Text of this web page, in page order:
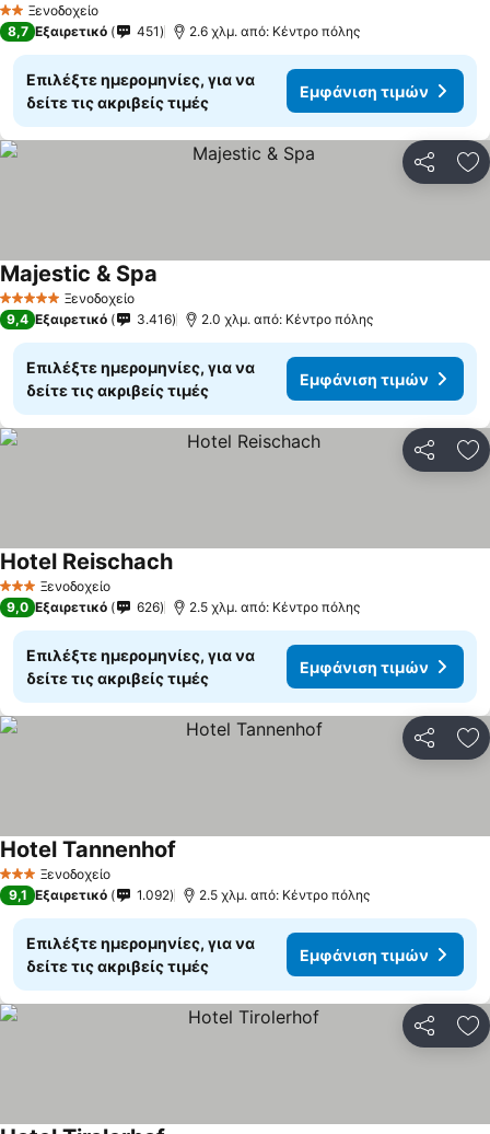
2 ΑστέριαΞενοδοχείο
8,7 Εξαιρετικό 451 2.6 χλμ. από: Κέντρο πόλης
Επιλέξτε ημερομηνίες, για να
δείτε τις ακριβείς τιμές
Εμφάνιση τιμών
5 Αστέρια Ξενοδοχείο
Majestic & Spa
9,4 Εξαιρετικό 3.416 2.0 χλμ. από: Κέντρο πόλης
Επιλέξτε ημερομηνίες, για να
δείτε τις ακριβείς τιμές
Εμφάνιση τιμών
3 ΑστέριαΞενοδοχείο
Hotel ReischachΕμφάνιση τιμών
9,0 Εξαιρετικό 626 2.5 χλμ. από: Κέντρο πόλης
Επιλέξτε ημερομηνίες, για να
δείτε τις ακριβείς τιμές
Εμφάνιση τιμών
3 ΑστέριαΞενοδοχείο
Hotel Tannenhof
9,1 Εξαιρετικό 1.092 2.5 χλμ. από: Κέντρο πόλης
Επιλέξτε ημερομηνίες, για να
δείτε τις ακριβείς τιμές
Εμφάνιση τιμών